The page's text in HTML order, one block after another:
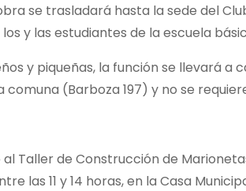
se trasladará hasta la sede del
y las estudiantes de la escuela
y piqueñas, la función se llevará a
comuna (Barboza 197) y no se
Taller de Construcción de
las 11 y 14 horas, en la Casa